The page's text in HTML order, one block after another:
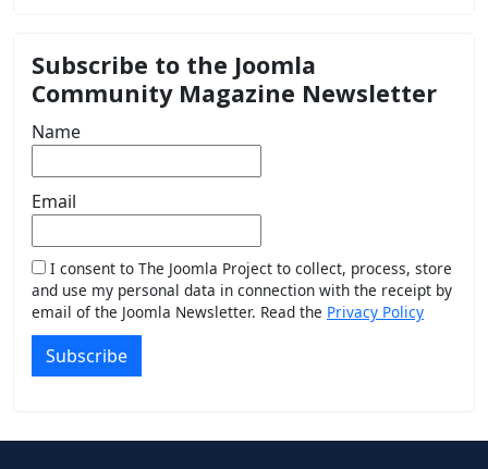
Subscribe to the Joomla
Community Magazine Newsletter
Name
Email
I consent to The Joomla Project to collect, process, store
and use my personal data in connection with the receipt by
email of the Joomla Newsletter. Read the Privacy Policy
Subscribe